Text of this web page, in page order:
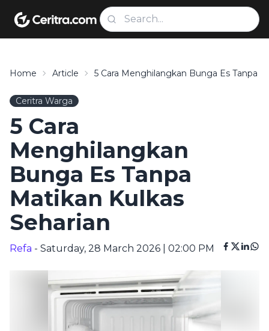
Home Article 5 Cara Menghilangkan Bunga Es Tanpa
Ceritra Warga
5 Cara
Menghilangkan
Bunga Es Tanpa
Matikan Kulkas
Seharian
Refa - Saturday, 28 March 2026 | 02:00 PM